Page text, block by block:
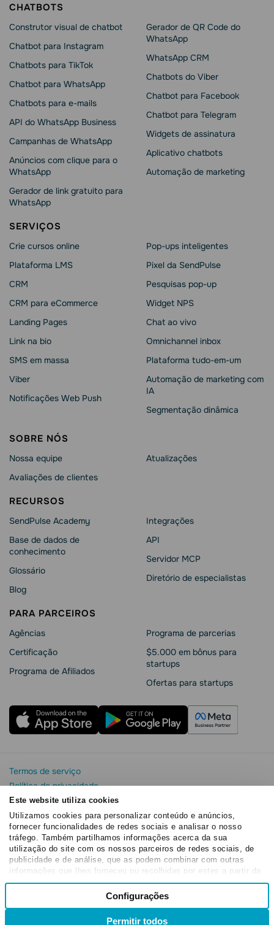
Este website utiliza cookies
Utilizamos cookies para personalizar conteúdo e anúncios,
fornecer funcionalidades de redes sociais e analisar o nosso
tráfego. Também partilhamos informações acerca da sua
utilização do site com os nossos parceiros de redes sociais, de
publicidade e de análise, que as podem combinar com outras
informações que lhes forneceu ou recolhidas por estes a partir da
sua utilização dos respetivos serviços.
Seleção
consentimento
Configurações
Permitir todos
CHATBOTS
Construtor visual de chatbot
Chatbot para Instagram
Chatbots para TikTok
Chatbot para WhatsApp
Chatbots para e-mails
API do WhatsApp Business
Campanhas de WhatsApp
Anúncios com clique para o
WhatsApp
Gerador de link gratuito para
WhatsApp
Gerador de QR Code do
WhatsApp
WhatsApp CRM
Chatbots do Viber
Chatbot para Facebook
Chatbot para Telegram
Widgets de assinatura
Aplicativo chatbots
Automação de marketing
SERVIÇOS
Crie cursos online
Plataforma LMS
CRM
CRM para eCommerce
Landing Pages
Link na bio
SMS em massa
Viber
Notificações Web Push
Pop-ups inteligentes
Pixel da SendPulse
Pesquisas pop-up
Widget NPS
Chat ao vivo
Omnichannel inbox
Plataforma tudo-em-um
Automação de marketing com
IA
Segmentação dinâmica
SOBRE NÓS
Nossa equipe
Avaliações de clientes
Atualizações
RECURSOS
SendPulse Academy
Base de dados de
conhecimento
Glossário
Blog
Integrações
API
Servidor MCP
Diretório de especialistas
PARA PARCEIROS
Agências
Сertificação
Programa de Afiliados
Programa de parcerias
$5.000 em bônus para
startups
Ofertas para startups
Termos de serviço
Política de privacidade
Segurança e privacidade da SendPulse
Declaração de Cookie
Acordo de processamento de dados
Copyright© 2015 - 2026. SendPulse. Todos os direitos
reservados